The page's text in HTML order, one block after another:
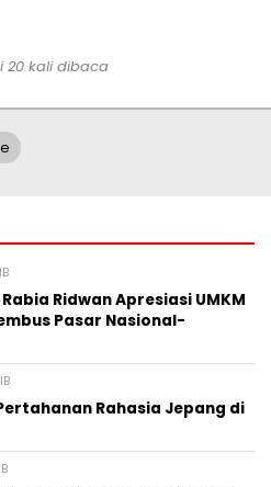
20 kali dibaca
Ridwan Apresiasi UMKM
Pasar Nasional-
Rahasia Jepang di